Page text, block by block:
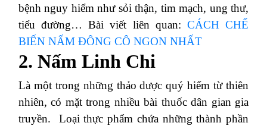
bệnh nguy hiểm như sỏi thận, tim mạch, ung thư,
tiểu đường… Bài viết liên quan: CÁCH CHẾ
BIẾN NẤM ĐÔNG CÔ NGON NHẤT
2. Nấm Linh Chi
Là một trong những thảo dược quý hiếm từ thiên
nhiên, có mặt trong nhiều bài thuốc dân gian gia
truyền.
Loại thực phẩm chứa những thành phần